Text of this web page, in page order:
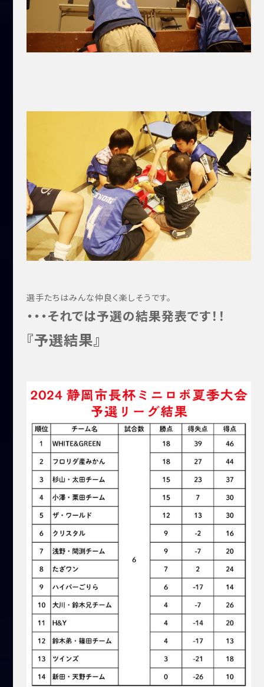
選手たちはみんな仲良く楽しそうです。
・・・それでは予選の結果発表です！！
『予選結果』